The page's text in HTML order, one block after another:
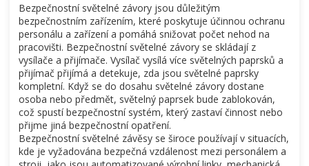
Bezpečnostní světelné závory jsou důležitým
bezpečnostním zařízením, které poskytuje účinnou ochranu
personálu a zařízení a pomáhá snižovat počet nehod na
pracovišti. Bezpečnostní světelné závory se skládají z
vysílače a přijímače. Vysílač vysílá více světelných paprsků a
přijímač přijímá a detekuje, zda jsou světelné paprsky
kompletní. Když se do dosahu světelné závory dostane
osoba nebo předmět, světelný paprsek bude zablokován,
což spustí bezpečnostní systém, který zastaví činnost nebo
přijme jiná bezpečnostní opatření.
Bezpečnostní světelné závěsy se široce používají v situacích,
kde je vyžadována bezpečná vzdálenost mezi personálem a